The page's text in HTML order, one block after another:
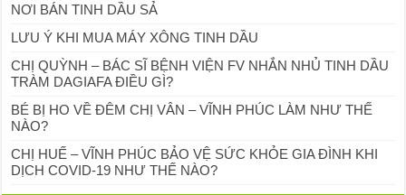
NƠI BÁN TINH DẦU SẢ
LƯU Ý KHI MUA MÁY XÔNG TINH DẦU
CHỊ QUỲNH – BÁC SĨ BỆNH VIỆN FV NHẮN NHỦ TINH DẦU
TRÀM DAGIAFA ĐIỀU GÌ?
BÉ BỊ HO VỀ ĐÊM CHỊ VÂN – VĨNH PHÚC LÀM NHƯ THẾ
NÀO?
CHỊ HUẾ – VĨNH PHÚC BẢO VỆ SỨC KHỎE GIA ĐÌNH KHI
DỊCH COVID-19 NHƯ THẾ NÀO?